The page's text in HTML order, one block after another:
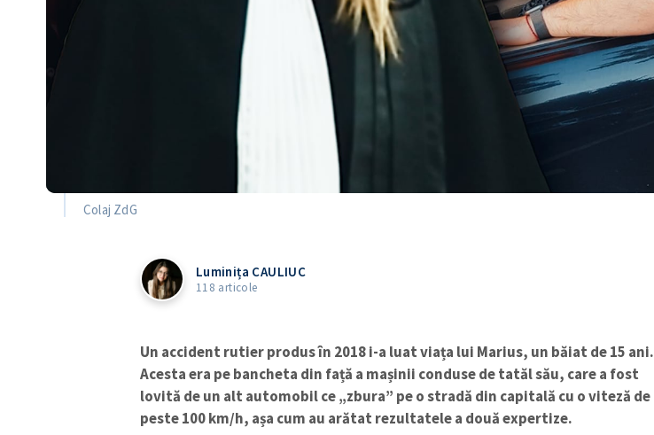
Colaj ZdG
Luminița CAULIUC
118 articole
Un accident rutier produs în 2018 i-a luat viața lui Marius, un băiat de 15 ani.
Acesta era pe bancheta din față a mașinii conduse de tatăl său, care a fost
lovită de un alt automobil ce „zbura” pe o stradă din capitală cu o viteză de
peste 100 km/h, așa cum au arătat rezultatele a două expertize.